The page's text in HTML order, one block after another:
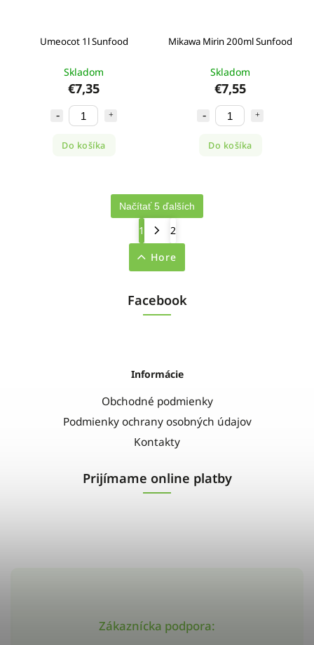
Umeocot 1l Sunfood
Skladom
€7,35
Do košíka
Mikawa Mirin 200ml Sunfood
Skladom
€7,55
Do košíka
Načítať 5 ďalších
1
2
Hore
Zákaznícka podpora:
Facebook
Informácie
Obchodné podmienky
Podmienky ochrany osobných údajov
Kontakty
Prijímame online platby